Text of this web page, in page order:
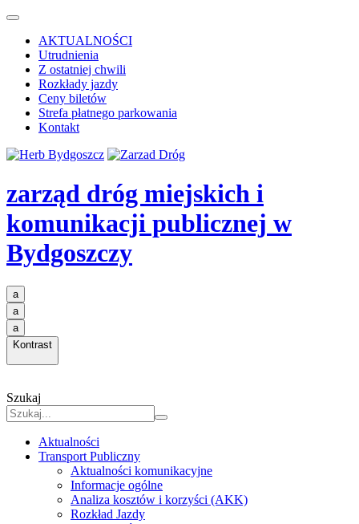
AKTUALNOŚCI
Utrudnienia
Z ostatniej chwili
Rozkłady jazdy
Ceny biletów
Strefa płatnego parkowania
Kontakt
zarząd dróg miejskich i
komunikacji publicznej w
Bydgoszczy
a
a
a
Kontrast
Szukaj
Aktualności
Transport Publiczny
Aktualności komunikacyjne
Informacje ogólne
Analiza kosztów i korzyści (AKK)
Rozkład Jazdy